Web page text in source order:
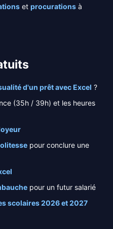
et procurations à
d'un prêt avec Excel ?
(35h / 39h) et les heures
pour conclure une
pour un futur salarié
scolaires 2026 et 2027